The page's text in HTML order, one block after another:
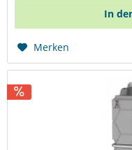
In
Merken